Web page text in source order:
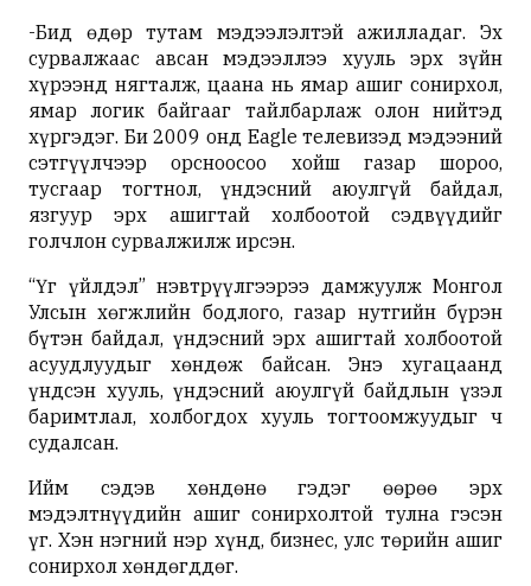
-Бид өдөр тутам мэдээлэлтэй ажилладаг. Эх
сурвалжаас авсан мэдээллээ хууль эрх зүйн
хүрээнд нягталж, цаана нь ямар ашиг сонирхол,
ямар логик байгааг тайлбарлаж олон нийтэд
хүргэдэг. Би 2009 онд Eagle телевизэд мэдээний
сэтгүүлчээр орсноосоо хойш газар шороо,
тусгаар тогтнол, үндэсний аюулгүй байдал,
язгуур эрх ашигтай холбоотой сэдвүүдийг
голчлон сурвалжилж ирсэн.
“Үг үйлдэл” нэвтрүүлгээрээ дамжуулж Монгол
Улсын хөгжлийн бодлого, газар нутгийн бүрэн
бүтэн байдал, үндэсний эрх ашигтай холбоотой
асуудлуудыг хөндөж байсан. Энэ хугацаанд
үндсэн хууль, үндэсний аюулгүй байдлын үзэл
баримтлал, холбогдох хууль тогтоомжуудыг ч
судалсан.
Ийм сэдэв хөндөнө гэдэг өөрөө эрх
мэдэлтнүүдийн ашиг сонирхолтой тулна гэсэн
үг. Хэн нэгний нэр хүнд, бизнес, улс төрийн ашиг
сонирхол хөндөгддөг.